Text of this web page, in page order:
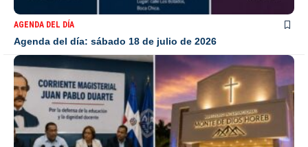
AGENDA DEL DÍA
Agenda del día: sábado 18 de julio de 2026